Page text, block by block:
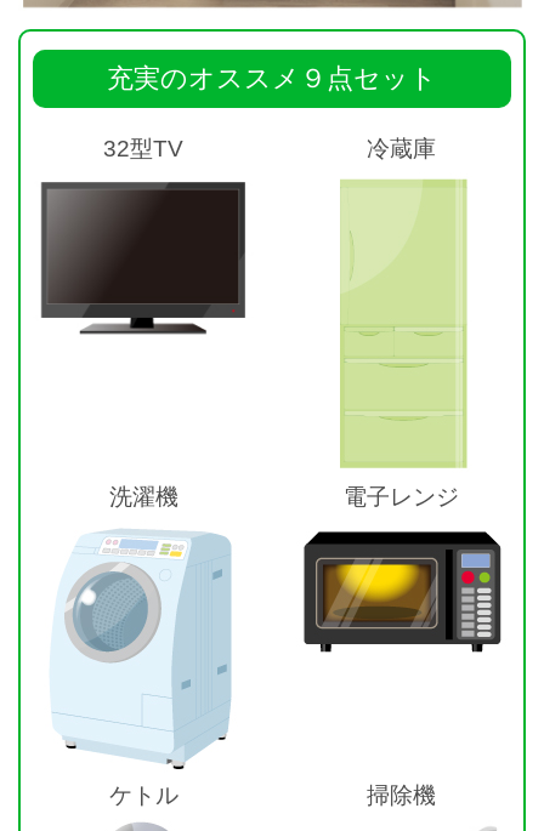
充実のオススメ９点セット
32型TV 冷蔵庫
洗濯機 電子レンジ
ケトル 掃除機